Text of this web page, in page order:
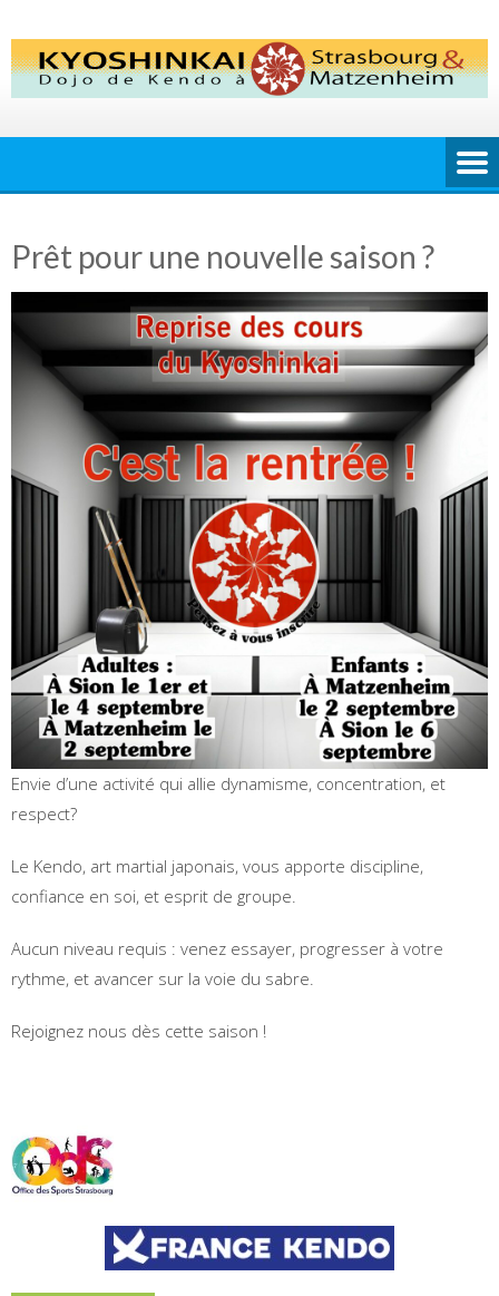
to
content
Prêt pour une nouvelle saison ?
Envie d’une activité qui allie dynamisme, concentration, et
respect?
Le Kendo, art martial japonais, vous apporte discipline,
confiance en soi, et esprit de groupe.
Aucun niveau requis : venez essayer, progresser à votre
rythme, et avancer sur la voie du sabre.
Rejoignez nous dès cette saison !